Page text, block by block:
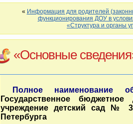
« Информация для родителей
функционирования ДОУ в
«Структура и органы
«Основные
Полное наименование
Государственное бюджетное
учреждение детский сад №
Петербурга